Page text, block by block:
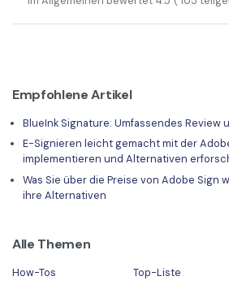
Empfohlene Artikel
BlueInk Signature: Umfassendes Review
E-Signieren leicht gemacht mit der
implementieren und Alternativen
Was Sie über die Preise von Adobe Sign
ihre Alternativen
Alle Themen
How-Tos Top-Liste